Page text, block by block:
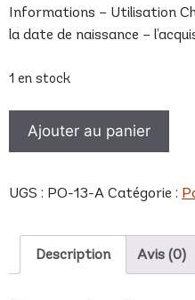
Informations – Utilisation
la date de naissance –
1 en stock
13
Ajouter au panier
UGS : PO-13-A Catégorie :
Description Avis (0)